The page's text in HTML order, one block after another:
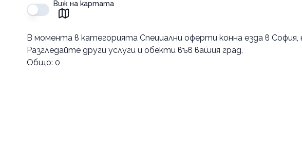
Виж на картата
В момента в категорията Специални оферти конна езда в София,
Разгледайте други услуги и обекти във вашия град.
Общо: 0